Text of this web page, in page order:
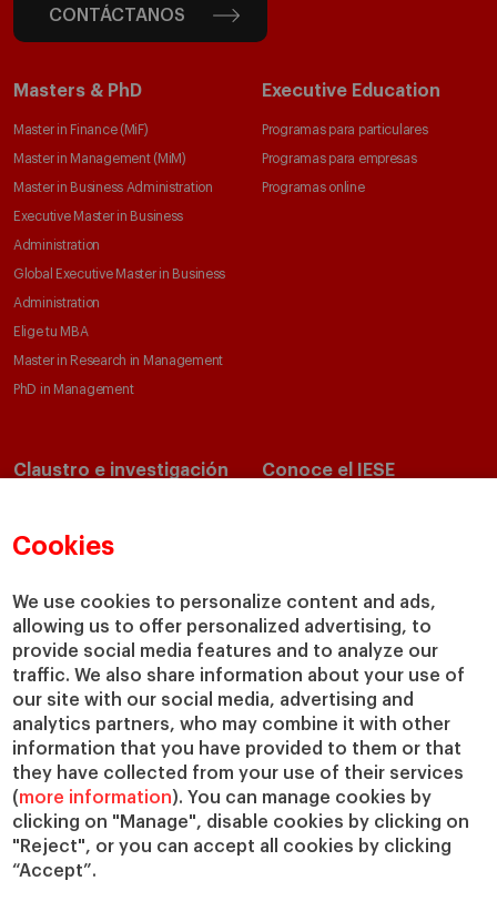
Cookies
We use cookies to personalize content and ads,
allowing us to offer personalized advertising, to
provide social media features and to analyze our
traffic. We also share information about your use of
our site with our social media, advertising and
analytics partners, who may combine it with other
information that you have provided to them or that
they have collected from your use of their services
(more information). You can manage cookies by
clicking on "Manage", disable cookies by clicking on
"Reject", or you can accept all cookies by clicking
“Accept”.
CONTÁCTANOS
Masters & PhD
Master in Finance (MiF)
Master in Management (MiM)
Master in Business Administration
Executive Master in Business
Administration
Global Executive Master in Business
Administration
Elige tu MBA
Master in Research in Management
PhD in Management
Executive Education
Programas para particulares
Programas para empresas
Programas online
Claustro e investigación
Departamentos académicos
Cátedras
IESE Insight
IESE Publishing
Conoce el IESE
Nuestro impacto
Colabora con el IESE
Servicios
Biblioteca
Canal de Compliance
Capellanía
IESE Shop
Jobs @IESE
Préstamos y becas